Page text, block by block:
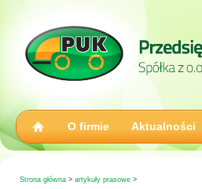
O firmie Aktualności
Strona główna> artykuły prasowe>